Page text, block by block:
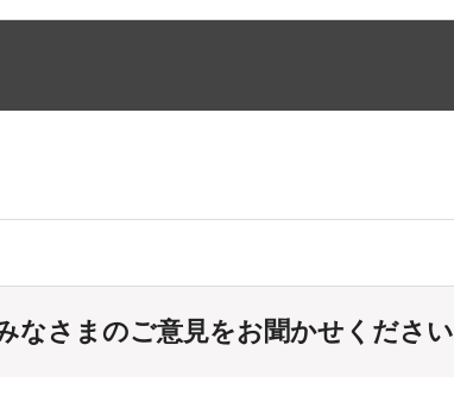
なさまのご意見をお聞かせください